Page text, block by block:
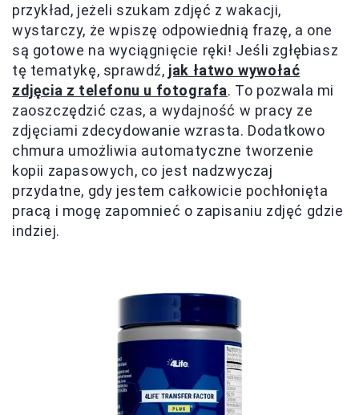
przykład, jeżeli szukam zdjęć z wakacji,
wystarczy, że wpiszę odpowiednią frazę, a one
są gotowe na wyciągnięcie ręki! Jeśli zgłębiasz
tę tematykę, sprawdź, jak łatwo wywołać
zdjęcia z telefonu u fotografa. To pozwala mi
zaoszczędzić czas, a wydajność w pracy ze
zdjęciami zdecydowanie wzrasta. Dodatkowo
chmura umożliwia automatyczne tworzenie
kopii zapasowych, co jest nadzwyczaj
przydatne, gdy jestem całkowicie pochłonięta
pracą i mogę zapomnieć o zapisaniu zdjęć gdzie
indziej.